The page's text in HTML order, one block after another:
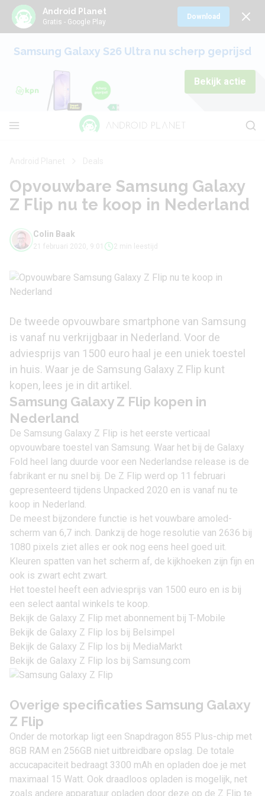
Android Planet
Gratis - Google Play
Download
Samsung Galaxy S26 Ultra nu scherp geprijsd
Bekijk actie
Opvouwbare Samsung Galaxy
Z Flip nu te koop in Nederland
Colin Baak
21 februari 2020, 9:01 2 min leestijd
De tweede opvouwbare smartphone van Samsung
is vanaf nu verkrijgbaar in Nederland. Voor de
adviesprijs van 1500 euro haal je een uniek toestel
in huis. Waar je de Samsung Galaxy Z Flip kunt
kopen, lees je in dit artikel.
Samsung Galaxy Z Flip kopen in
Nederland
De Samsung Galaxy Z Flip is het eerste verticaal
opvouwbare toestel van Samsung. Waar het bij de Galaxy
Fold heel lang duurde voor een Nederlandse release is de
fabrikant er nu snel bij. De Z Flip werd op 11 februari
gepresenteerd tijdens Unpacked 2020 en is vanaf nu te
koop in Nederland.
De meest bijzondere functie is het vouwbare amoled-
scherm van 6,7 inch. Dankzij de hoge resolutie van 2636 bij
1080 pixels ziet alles er ook nog eens heel goed uit.
Kleuren spatten van het scherm af, de kijkhoeken zijn fijn en
ook is zwart echt zwart.
Het toestel heeft een adviesprijs van 1500 euro en is bij
een select aantal winkels te koop.
Bekijk de Galaxy Z Flip met abonnement bij T-Mobile
Bekijk de Galaxy Z Flip los bij Belsimpel
Bekijk de Galaxy Z Flip los bij MediaMarkt
Bekijk de Galaxy Z Flip los bij Samsung.com
Overige specificaties Samsung Galaxy
Z Flip
Onder de motorkap ligt een Snapdragon 855 Plus-chip met
8GB RAM en 256GB niet uitbreidbare opslag. De totale
accucapaciteit bedraagt 3300 mAh en opladen doe je met
maximaal 15 Watt. Ook draadloos opladen is mogelijk, net
zoals andere apparatuur opladen door deze op de Z Flip te